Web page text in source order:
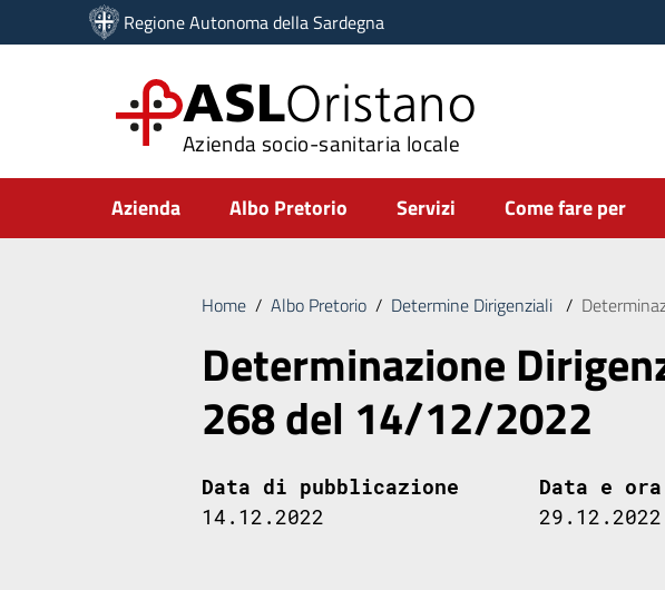
Vai ai contenuti
Vai al menu di navigazione
Regione Autonoma della Sardegna
ASLOristano
Azienda socio-sanitaria locale
Submenu
Azienda Albo Pretorio Servizi Come fare per
Home / Albo Pretorio / Determine Dirigenziali /
Determinazione
268 del 14/12/2022
Data di pubblicazione
14.12.2022
Data e